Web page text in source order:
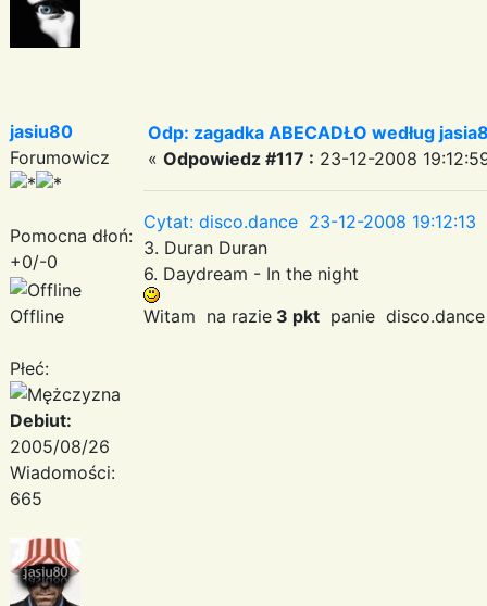
jasiu80
Forumowicz
Pomocna dłoń:
+0/-0
Offline
Płeć:
Debiut:
2005/08/26
Wiadomości:
665
Odp: zagadka ABECADŁO według
« Odpowiedz #117 : 23-12-2008
Cytat: disco.dance 23-12-2008 19:12:13
3. Duran Duran
6. Daydream - In the night
Witam na razie 3 pkt panie disco.dance